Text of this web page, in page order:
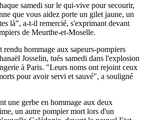
samedi sur le qui-vive pour secourir,
que vous aidez porte un gilet jaune, un
là", a-t-il remercié, s'exprimant devant
de Meurthe-et-Moselle.
rendu hommage aux sapeurs-pompiers
Josselin, tués samedi dans l'explosion
à Paris. "Leurs noms ont rejoint ceux
pour avoir servi et sauvé", a souligné
une gerbe en hommage aux deux
un autre pompier mort lors d'un